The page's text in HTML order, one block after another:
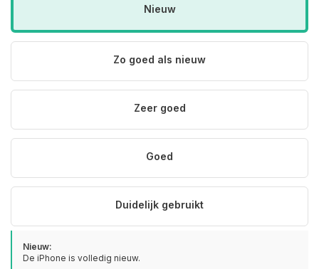
Nieuw
Zo goed als nieuw
Zeer goed
Goed
Duidelijk gebruikt
Nieuw:
De iPhone is volledig nieuw.